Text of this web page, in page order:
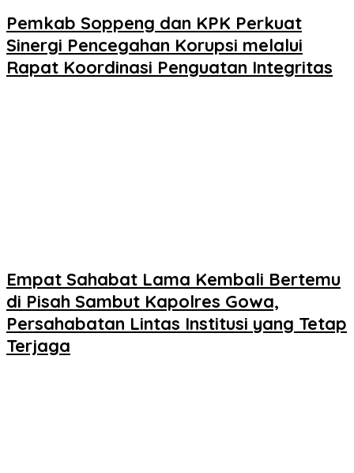
Pemkab Soppeng dan KPK Perkuat
Sinergi Pencegahan Korupsi melalui
Rapat Koordinasi Penguatan Integritas
Empat Sahabat Lama Kembali Bertemu
di Pisah Sambut Kapolres Gowa,
Persahabatan Lintas Institusi yang Tetap
Terjaga